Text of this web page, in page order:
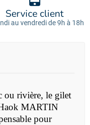
Service client
au vendredi de 9h à 18h
ou rivière, le gilet
MARTIN
pour